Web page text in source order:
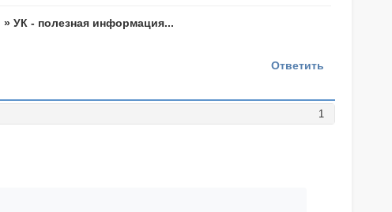
»УК - полезная информация...
Ответить
1